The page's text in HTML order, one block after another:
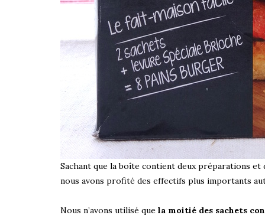
Sachant que la boîte contient deux préparations
nous avons profité des effectifs plus importants
Nous n’avons utilisé que la moitié des sachets